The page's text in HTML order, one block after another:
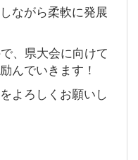
ながら柔軟に発展
、県大会に向けて
んでいきます！
よろしくお願いし